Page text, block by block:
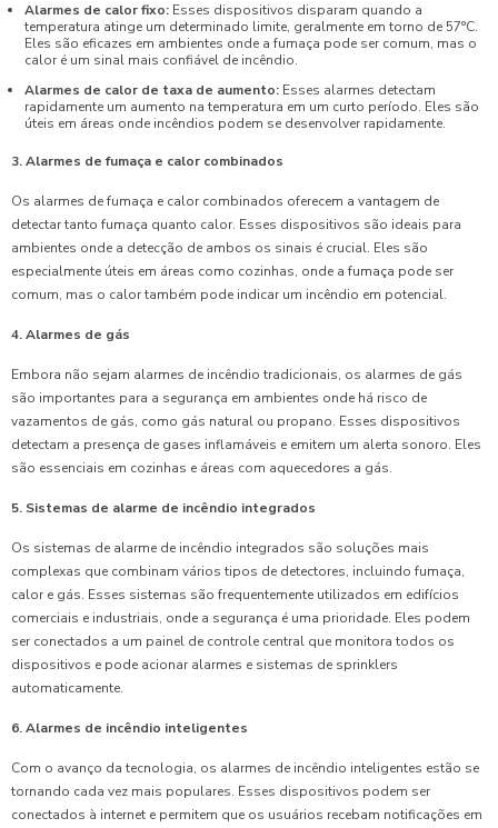
Alarmes de calor fixo: Esses dispositivos disparam quando a
temperatura atinge um determinado limite, geralmente em torno de 57°C.
Eles são eficazes em ambientes onde a fumaça pode ser comum, mas o
calor é um sinal mais confiável de incêndio.
Alarmes de calor de taxa de aumento: Esses alarmes detectam
rapidamente um aumento na temperatura em um curto período. Eles são
úteis em áreas onde incêndios podem se desenvolver rapidamente.
3. Alarmes de fumaça e calor combinados
Os alarmes de fumaça e calor combinados oferecem a vantagem de
detectar tanto fumaça quanto calor. Esses dispositivos são ideais para
ambientes onde a detecção de ambos os sinais é crucial. Eles são
especialmente úteis em áreas como cozinhas, onde a fumaça pode ser
comum, mas o calor também pode indicar um incêndio em potencial.
4. Alarmes de gás
Embora não sejam alarmes de incêndio tradicionais, os alarmes de gás
são importantes para a segurança em ambientes onde há risco de
vazamentos de gás, como gás natural ou propano. Esses dispositivos
detectam a presença de gases inflamáveis e emitem um alerta sonoro. Eles
são essenciais em cozinhas e áreas com aquecedores a gás.
5. Sistemas de alarme de incêndio integrados
Os sistemas de alarme de incêndio integrados são soluções mais
complexas que combinam vários tipos de detectores, incluindo fumaça,
calor e gás. Esses sistemas são frequentemente utilizados em edifícios
comerciais e industriais, onde a segurança é uma prioridade. Eles podem
ser conectados a um painel de controle central que monitora todos os
dispositivos e pode acionar alarmes e sistemas de sprinklers
automaticamente.
6. Alarmes de incêndio inteligentes
Com o avanço da tecnologia, os alarmes de incêndio inteligentes estão se
tornando cada vez mais populares. Esses dispositivos podem ser
conectados à internet e permitem que os usuários recebam notificações em